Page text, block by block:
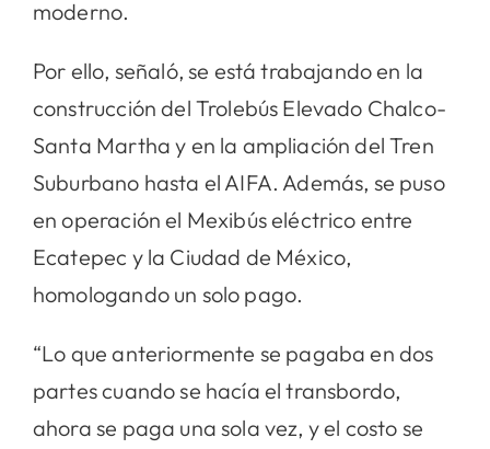
moderno.
Por ello, señaló, se está trabajando en la
construcción del Trolebús Elevado Chalco-
Santa Martha y en la ampliación del Tren
Suburbano hasta el AIFA. Además, se puso
en operación el Mexibús eléctrico entre
Ecatepec y la Ciudad de México,
homologando un solo pago.
“Lo que anteriormente se pagaba en dos
partes cuando se hacía el transbordo,
ahora se paga una sola vez, y el costo se